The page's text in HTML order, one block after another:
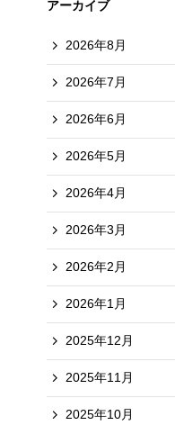
アーカイブ
2026年8月
2026年7月
2026年6月
2026年5月
2026年4月
2026年3月
2026年2月
2026年1月
2025年12月
2025年11月
2025年10月